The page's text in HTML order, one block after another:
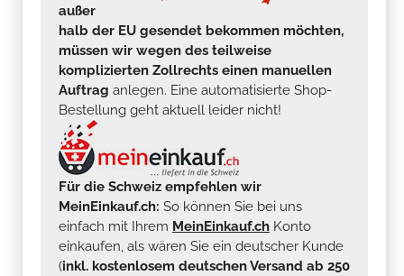
außer
halb der EU gesendet bekommen möchten,
müssen wir wegen des teilweise
komplizierten Zollrechts einen manuellen
Auftrag anlegen. Eine automatisierte Shop-
Bestellung geht aktuell leider nicht!
Für die Schweiz empfehlen wir
MeinEinkauf.ch: So können Sie bei uns
einfach mit Ihrem MeinEinkauf.ch Konto
einkaufen, als wären Sie ein deutscher Kunde
(inkl. kostenlosem deutschen Versand ab 250